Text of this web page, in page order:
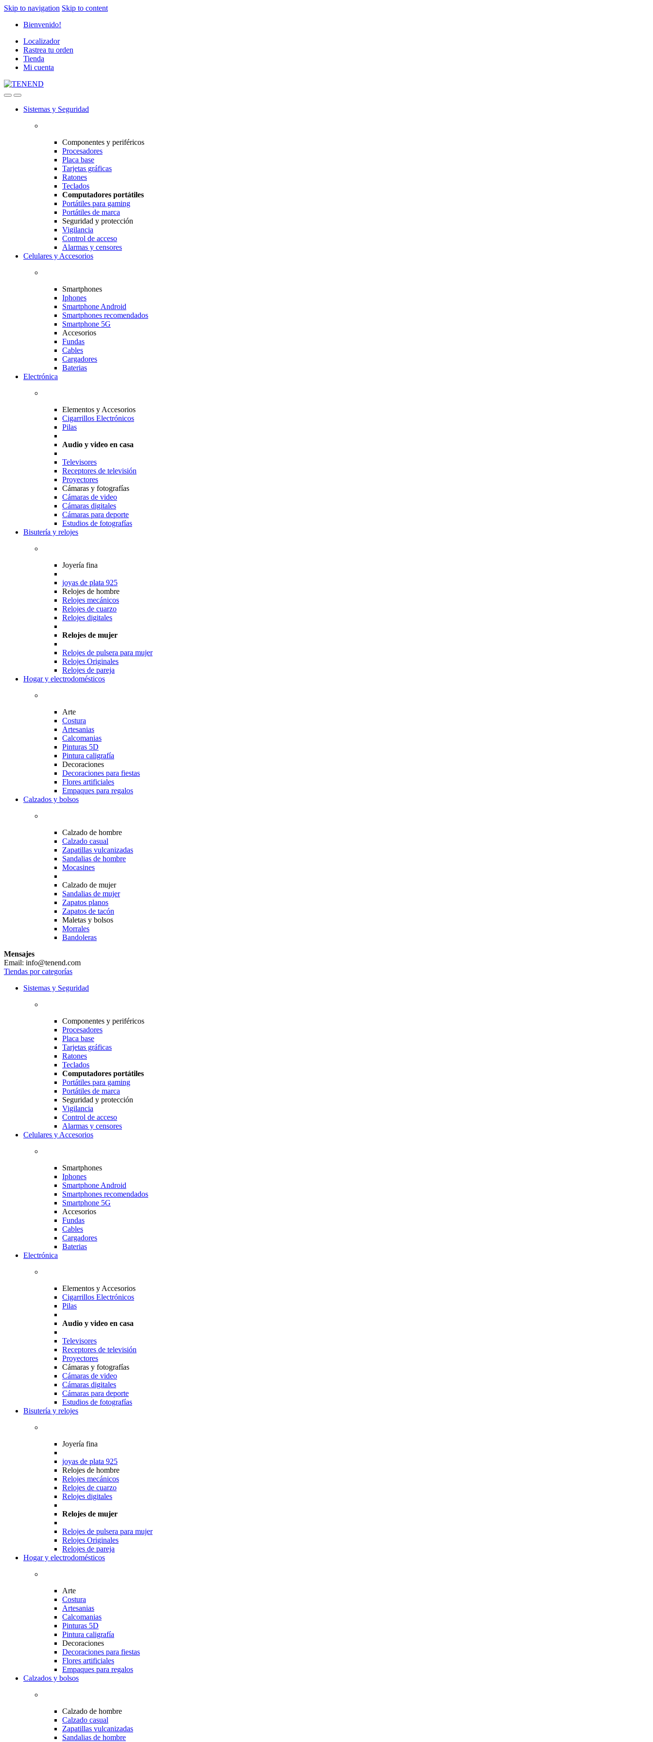
Skip to navigation Skip to content
Bienvenido!
Localizador
Rastrea tu orden
Tienda
Mi cuenta
Sistemas y Seguridad
Componentes y periféricos
Procesadores
Placa base
Tarjetas gráficas
Ratones
Teclados
Computadores portátiles
Portátiles para gaming
Portátiles de marca
Seguridad y protección
Vigilancia
Control de acceso
Alarmas y censores
Celulares y Accesorios
Smartphones
Iphones
Smartphone Android
Smartphones recomendados
Smartphone 5G
Accesorios
Fundas
Cables
Cargadores
Baterias
Electrónica
Elementos y Accesorios
Cigarrillos Electrónicos
Pilas
Audio y video en casa
Televisores
Receptores de televisión
Proyectores
Cámaras y fotografías
Cámaras de video
Cámaras digitales
Cámaras para deporte
Estudios de fotografías
Bisutería y relojes
Joyería fina
joyas de plata 925
Relojes de hombre
Relojes mecánicos
Relojes de cuarzo
Relojes digitales
Relojes de mujer
Relojes de pulsera para mujer
Relojes Originales
Relojes de pareja
Hogar y electrodomésticos
Arte
Costura
Artesanias
Calcomanias
Pinturas 5D
Pintura caligrafía
Decoraciones
Decoraciones para fiestas
Flores artificiales
Empaques para regalos
Calzados y bolsos
Calzado de hombre
Calzado casual
Zapatillas vulcanizadas
Sandalias de hombre
Mocasines
Calzado de mujer
Sandalias de mujer
Zapatos planos
Zapatos de tacón
Maletas y bolsos
Morrales
Bandoleras
Mensajes
Email: info@tenend.com
Tiendas por categorías
Sistemas y Seguridad
Componentes y periféricos
Procesadores
Placa base
Tarjetas gráficas
Ratones
Teclados
Computadores portátiles
Portátiles para gaming
Portátiles de marca
Seguridad y protección
Vigilancia
Control de acceso
Alarmas y censores
Celulares y Accesorios
Smartphones
Iphones
Smartphone Android
Smartphones recomendados
Smartphone 5G
Accesorios
Fundas
Cables
Cargadores
Baterias
Electrónica
Elementos y Accesorios
Cigarrillos Electrónicos
Pilas
Audio y video en casa
Televisores
Receptores de televisión
Proyectores
Cámaras y fotografías
Cámaras de video
Cámaras digitales
Cámaras para deporte
Estudios de fotografías
Bisutería y relojes
Joyería fina
joyas de plata 925
Relojes de hombre
Relojes mecánicos
Relojes de cuarzo
Relojes digitales
Relojes de mujer
Relojes de pulsera para mujer
Relojes Originales
Relojes de pareja
Hogar y electrodomésticos
Arte
Costura
Artesanias
Calcomanias
Pinturas 5D
Pintura caligrafía
Decoraciones
Decoraciones para fiestas
Flores artificiales
Empaques para regalos
Calzados y bolsos
Calzado de hombre
Calzado casual
Zapatillas vulcanizadas
Sandalias de hombre